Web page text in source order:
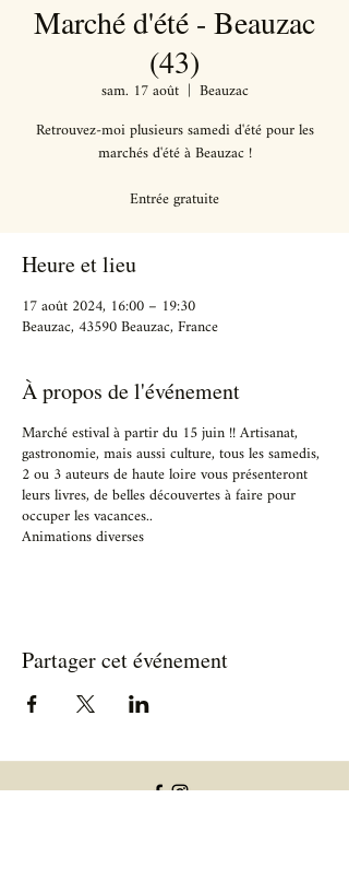
Marché d'été - Beauzac
(43)
sam. 17 août
  |
Beauzac
Retrouvez-moi plusieurs samedi d'été pour les
marchés d'été à Beauzac !
Heure et lieu
17 août 2024, 16:00 – 19:30
Beauzac, 43590 Beauzac, France
À propos de l'événement
Marché estival à partir du 15 juin !! Artisanat,
gastronomie, mais aussi culture, tous les samedis,
2 ou 3 auteurs de haute loire vous présenteront
leurs livres, de belles découvertes à faire pour
occuper les vacances..
Animations diverses
Partager cet événement